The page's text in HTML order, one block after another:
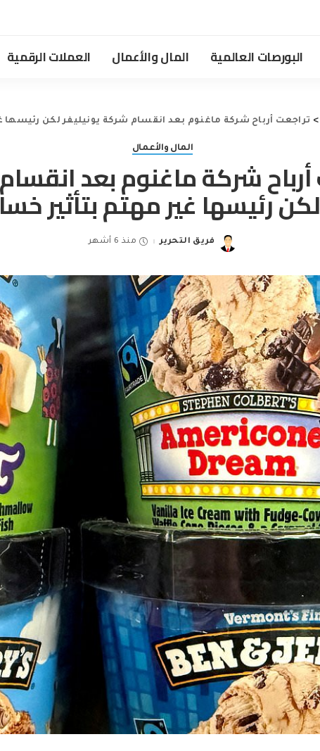
البورصات العالمية المال والأعمال العملات الرقمية
> تراجعت أرباح شركة ماغنوم بعد انقسام شركة يونيليفر لكن رئيسها
المال والأعمال
شركة ماغنوم بعد
رئيسها غير مهتم بتأثير
Posted
فريق التحرير منذ 6 أشهر